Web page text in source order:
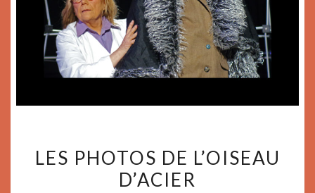
PHOTOS
DE
LES PHOTOS DE L’OISEAU
D’ACIER